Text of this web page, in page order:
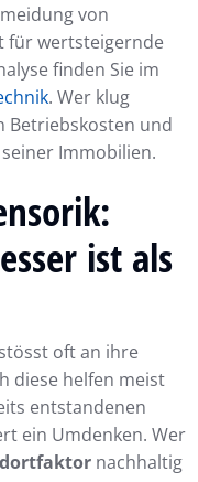
von
für wertsteigernde
finden Sie im
. Wer klug
Betriebskosten und
Immobilien.
ist als
oft an ihre
diese helfen meist
entstandenen
ein Umdenken. Wer
nachhaltig